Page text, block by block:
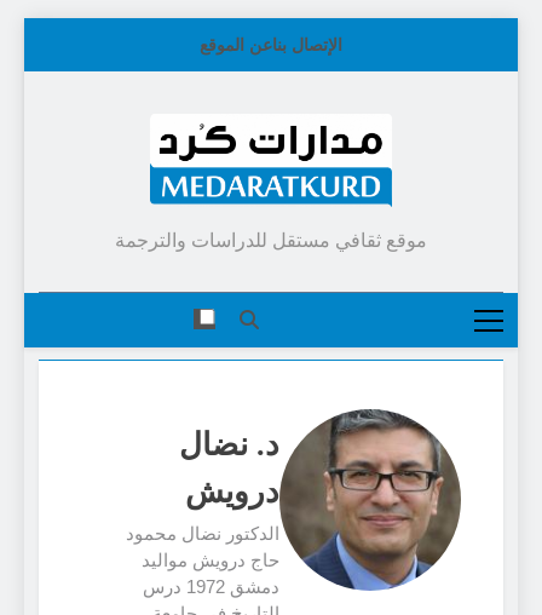
الإتصال بناعن الموقع
موقع ثقافي مستقل للدراسات والترجمة
د. نضال
درويش
الدكتور نضال محمود
حاج درويش مواليد
دمشق 1972 درس